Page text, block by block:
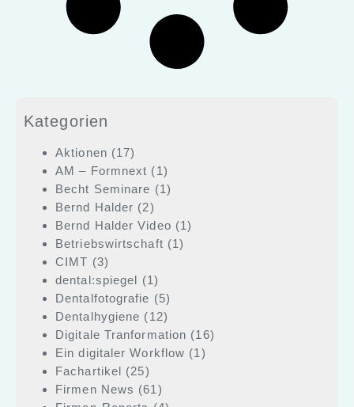
Kategorien
Aktionen (17)
AM – Formnext (1)
Becht Seminare (1)
Bernd Halder (2)
Bernd Halder Video (1)
Betriebswirtschaft (1)
CIMT (3)
dental:spiegel (1)
Dentalfotografie (5)
Dentalhygiene (12)
Digitale Tranformation (16)
Ein digitaler Workflow (1)
Fachartikel (25)
Firmen News (61)